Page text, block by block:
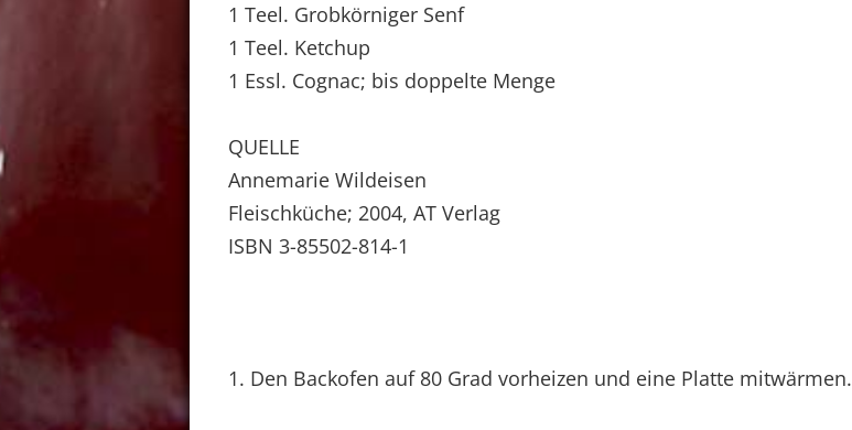
1 Teel. Grobkörniger Senf
1 Teel. Ketchup
1 Essl. Cognac; bis doppelte Menge
QUELLE
Annemarie Wildeisen
Fleischküche; 2004, AT Verlag
ISBN 3-85502-814-1
1. Den Backofen auf 80 Grad vorheizen und eine Platte mitwärmen.